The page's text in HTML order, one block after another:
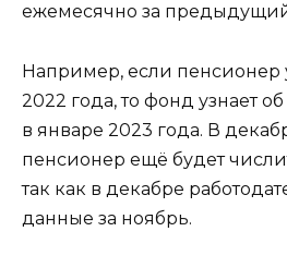
ежемесячно за
Например, если пенсионер
2022 года, то фонд узнает
в январе 2023 года. В
пенсионер ещё будет
так как в декабре
данные за ноябрь.